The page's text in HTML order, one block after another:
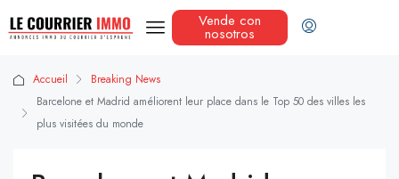
Vende con
nosotros
Accueil
Breaking News
Barcelone et Madrid améliorent leur place dans le Top 50 des villes les
plus visitées du monde